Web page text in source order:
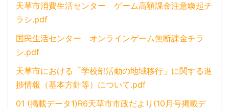
天草市消費生活センター ゲーム高額課金注意喚起チ
ラシ.pdf
国民生活センター オンラインゲーム無断課金チラ
シ.pdf
天草市における「学校部活動の地域移行」に関する進
捗情報（基本方針等）について.pdf
01 (掲載データ1)R6天草市市政だより(10月号掲載デ